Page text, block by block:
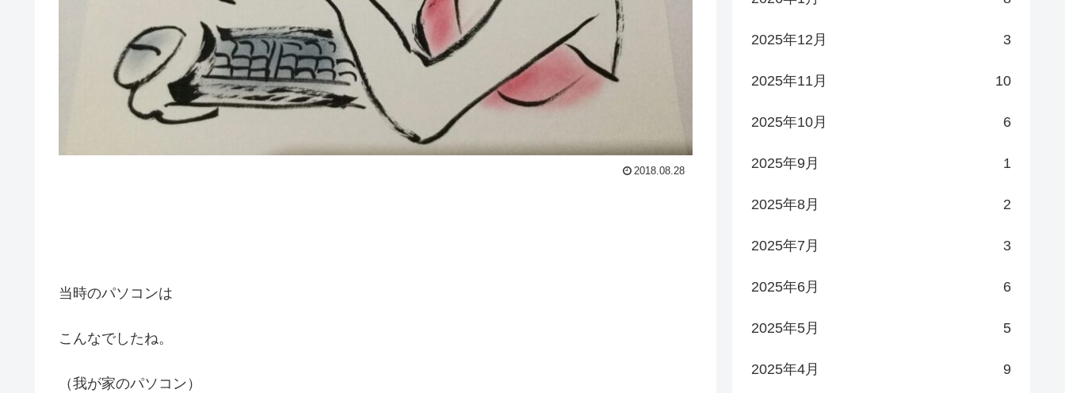
2018.08.28
当時のパソコンは
こんなでしたね。
（我が家のパソコン）
2025年12月 3
2025年11月 10
2025年10月 6
2025年9月 1
2025年8月 2
2025年7月 3
2025年6月 6
2025年5月 5
2025年4月 9